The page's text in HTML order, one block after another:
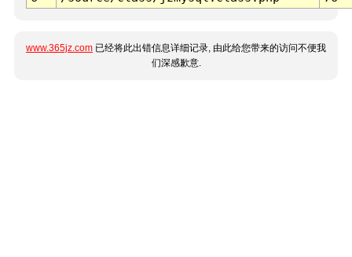
www.365jz.com 已经将此出错信息详细记录, 由此给您带来的访问不便我
们深感歉意.